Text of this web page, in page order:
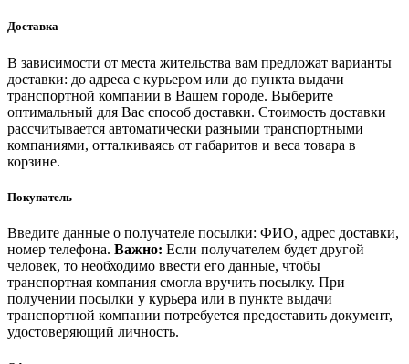
Доставка
В зависимости от места жительства вам предложат варианты
доставки: до адреса с курьером или до пункта выдачи
транспортной компании в Вашем городе. Выберите
оптимальный для Вас способ доставки. Стоимость доставки
рассчитывается автоматически разными транспортными
компаниями, отталкиваясь от габаритов и веса товара в
корзине.
Покупатель
Введите данные о получателе посылки: ФИО, адрес доставки,
номер телефона. Важно: Если получателем будет другой
человек, то необходимо ввести его данные, чтобы
транспортная компания смогла вручить посылку. При
получении посылки у курьера или в пункте выдачи
транспортной компании потребуется предоставить документ,
удостоверяющий личность.